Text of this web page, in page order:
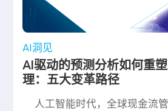
AI洞见
AI驱动的预测分析如何重
理：五大变革路径
人工智能时代，全球现金流